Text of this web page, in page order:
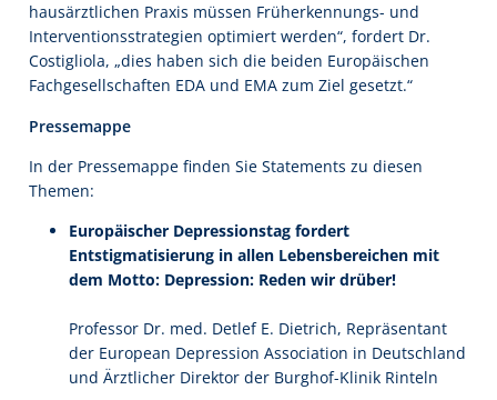
hausärztlichen Praxis müssen Früherkennungs- und
Interventionsstrategien optimiert werden“, fordert Dr.
Costigliola, „dies haben sich die beiden Europäischen
Fachgesellschaften EDA und EMA zum Ziel gesetzt.“
Pressemappe
In der Pressemappe finden Sie Statements zu diesen
Themen:
Europäischer Depressionstag fordert
Entstigmatisierung in allen Lebensbereichen mit
dem Motto: Depression: Reden wir drüber!
Professor Dr. med. Detlef E. Dietrich, Repräsentant
der European Depression Association in Deutschland
und Ärztlicher Direktor der Burghof-Klinik Rinteln